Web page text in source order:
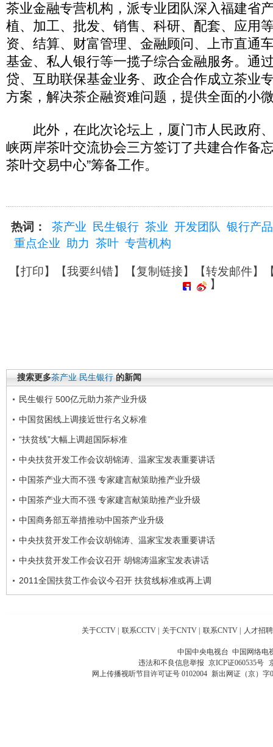
茶业金融专营机构，派专业团队深入福建省
植、加工、批发、销售、科研、配套、应用
资、结算、财富管理、金融顾问、上市直通
基金、私人银行等一揽子综合金融服务。通
贷、互助联保基金业务、政企合作成立茶业
方案，解决茶企融资难问题，提供全面的小
此外，在此次论坛上，厦门市人民政府
峡两岸茶叶交流协会三方签订了共建合作备
茶叶交易中心”筹备工作。
热词： 茶产业 民生银行 茶业 开发团队
银行产品
重点企业
助力 茶叶 专营机构
【打印】【我要纠错】【复制链接】【转发邮件】
】
搜索更多茶产业 民生银行 的新闻
民生银行 500亿元助力茶产业升级
中国贫困线上调接近世行名义标准
“扶贫线”大幅上调超国际标准
中央扶贫开发工作会议胡锦涛、温家宝发表重要讲话
中国茶产业大而不强 专家建言献策助推产业升级
中国茶产业大而不强 专家建言献策助推产业升级
中国商务部五举措推动中国茶产业升级
中央扶贫开发工作会议胡锦涛、温家宝发表重要讲话
中央扶贫开发工作会议召开 胡锦涛温家宝发表讲话
2011全国扶贫工作会议今召开 扶贫线标准或再上调
关于CCTV | 联系CCTV | 关于CNTV | 联系CNTV | 人才招聘
中国中央电视台 中国网络电
违法和不良信息举报 京ICP证060535号
网上传播视听节目许可证号 0102004 新出网证（京）